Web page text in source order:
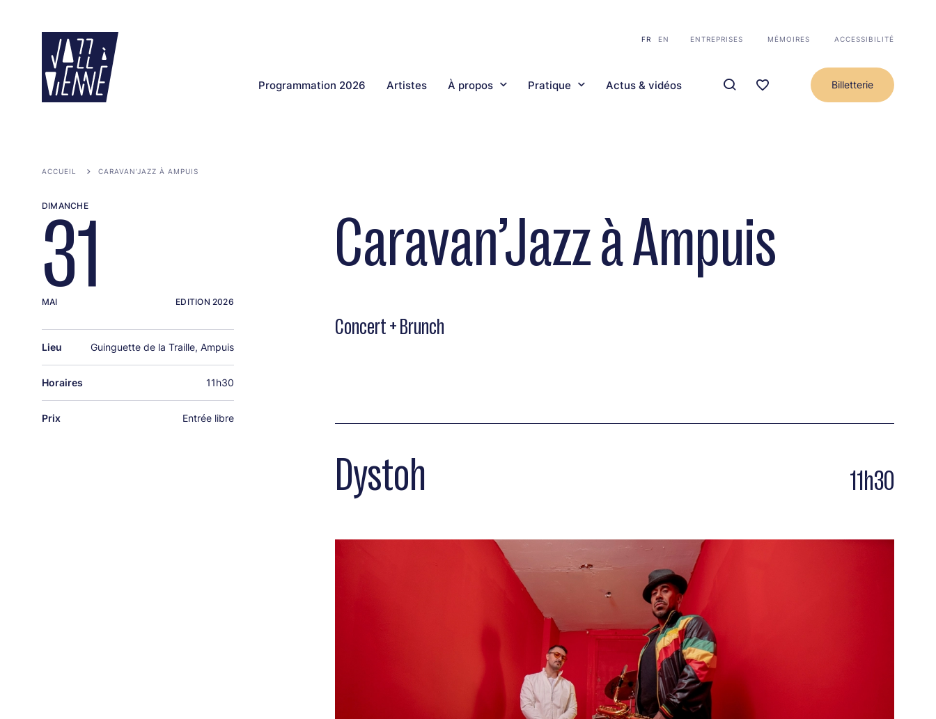
FR EN ENTREPRISES MÉMOIRES ACCESSIBILITÉ
Programmation 2026 Artistes À propos Pratique Actus & vidéos Billetterie
ACCUEIL CARAVAN’JAZZ À AMPUIS
Caravan’Jazz à Ampuis
Concert + Brunch
Dystoh 11h30
DIMANCHE
31
MAI EDITION 2026
Lieu Guinguette de la Traille, Ampuis
Horaires 11h30
Prix Entrée libre